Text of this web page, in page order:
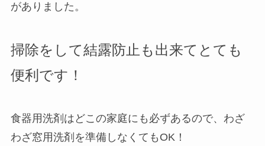
がありました。
掃除をして結露防止も出来てとても
便利です！
食器用洗剤はどこの家庭にも必ずあるので、わざ
わざ窓用洗剤を準備しなくてもOK！